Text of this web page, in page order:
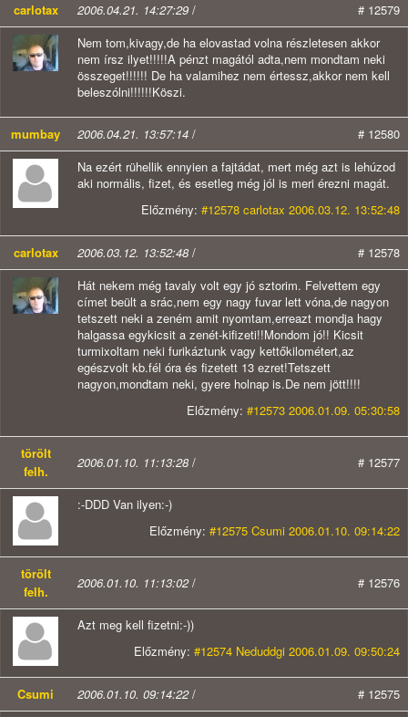
carlotax 2006.04.21. 14:27:29 /
# 12579
Nem tom,kivagy,de ha elovastad volna részletesen akkor
nem írsz ilyet!!!!!A pénzt magától adta,nem mondtam neki
összeget!!!!!! De ha valamihez nem értessz,akkor nem kell
beleszólni!!!!!!Köszi.
mumbay 2006.04.21. 13:57:14 /
# 12580
Na ezért rühellik ennyien a fajtádat, mert még azt is lehúzod
aki normális, fizet, és esetleg még jól is meri érezni magát.
Előzmény: #12578 carlotax 2006.03.12. 13:52:48
carlotax 2006.03.12. 13:52:48 /
# 12578
Hát nekem még tavaly volt egy jó sztorim. Felvettem egy
címet beült a srác,nem egy nagy fuvar lett vóna,de nagyon
tetszett neki a zeném amit nyomtam,erreazt mondja hagy
halgassa egykicsit a zenét-kifizeti!!Mondom jó!! Kicsit
turmixoltam neki furikáztunk vagy kettőkilométert,az
egészvolt kb.fél óra és fizetett 13 ezret!Tetszett
nagyon,mondtam neki, gyere holnap is.De nem jött!!!!
Előzmény: #12573 2006.01.09. 05:30:58
törölt
felh.
2006.01.10. 11:13:28 / # 12577
:-DDD Van ilyen:-)
Előzmény: #12575 Csumi 2006.01.10. 09:14:22
törölt
felh.
2006.01.10. 11:13:02/ # 12576
Azt meg kell fizetni:-))
Előzmény: #12574 Neduddgi 2006.01.09. 09:50:24
Csumi 2006.01.10. 09:14:22/
# 12575